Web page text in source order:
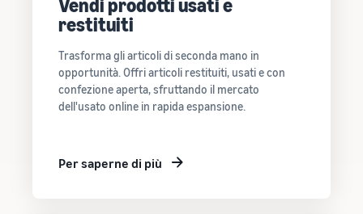
Vendi prodotti usati e
restituiti
Trasforma gli articoli di seconda mano in
opportunità. Offri articoli restituiti, usati e con
confezione aperta, sfruttando il mercato
dell'usato online in rapida espansione.
Per saperne di più